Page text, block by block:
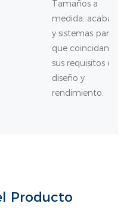
Tamaños a
medida, acabados
y sistemas para
que coincidan con
sus requisitos de
diseño y
rendimiento.
Producto